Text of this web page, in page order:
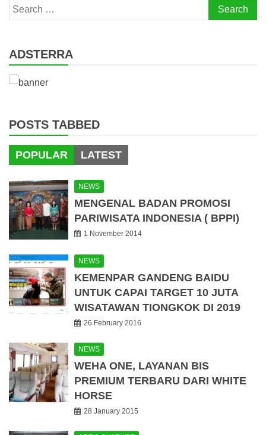
Search
for:
ADSTERRA
POSTS TABBED
POPULAR LATEST
NEWS
MENGENAL BADAN PROMOSI
PARIWISATA INDONESIA ( BPPI)
1 November 2014
NEWS
KEMENPAR GANDENG BAIDU
UNTUK CAPAI TARGET 10 JUTA
WISATAWAN TIONGKOK DI 2019
26 February 2016
NEWS
WEHA ONE, LAYANAN BIS
PREMIUM TERBARU DARI WHITE
HORSE
28 January 2015